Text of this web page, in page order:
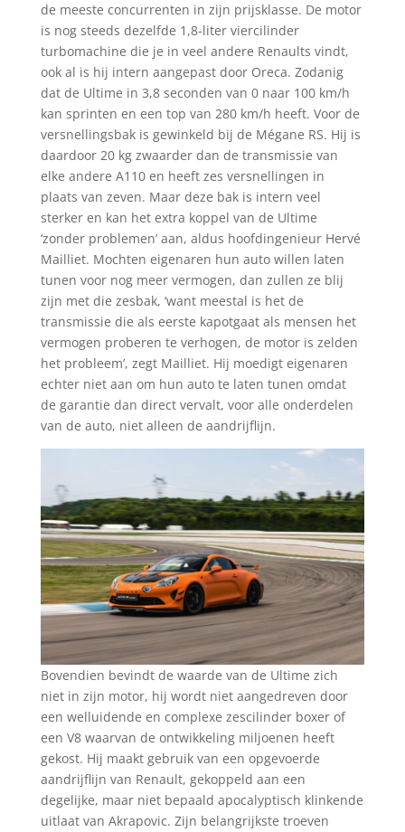
de meeste concurrenten in zijn prijsklasse. De motor
is nog steeds dezelfde 1,8-liter viercilinder
turbomachine die je in veel andere Renaults vindt,
ook al is hij intern aangepast door Oreca. Zodanig
dat de Ultime in 3,8 seconden van 0 naar 100 km/h
kan sprinten en een top van 280 km/h heeft. Voor de
versnellingsbak is gewinkeld bij de Mégane RS. Hij is
daardoor 20 kg zwaarder dan de transmissie van
elke andere A110 en heeft zes versnellingen in
plaats van zeven. Maar deze bak is intern veel
sterker en kan het extra koppel van de Ultime
‘zonder problemen’ aan, aldus hoofdingenieur Hervé
Mailliet. Mochten eigenaren hun auto willen laten
tunen voor nog meer vermogen, dan zullen ze blij
zijn met die zesbak, ‘want meestal is het de
transmissie die als eerste kapotgaat als mensen het
vermogen proberen te verhogen, de motor is zelden
het probleem’, zegt Mailliet. Hij moedigt eigenaren
echter niet aan om hun auto te laten tunen omdat
de garantie dan direct vervalt, voor alle onderdelen
van de auto, niet alleen de aandrijflijn.
Bovendien bevindt de waarde van de Ultime zich
niet in zijn motor, hij wordt niet aangedreven door
een welluidende en complexe zescilinder boxer of
een V8 waarvan de ontwikkeling miljoenen heeft
gekost. Hij maakt gebruik van een opgevoerde
aandrijflijn van Renault, gekoppeld aan een
degelijke, maar niet bepaald apocalyptisch klinkende
uitlaat van Akrapovic. Zijn belangrijkste troeven